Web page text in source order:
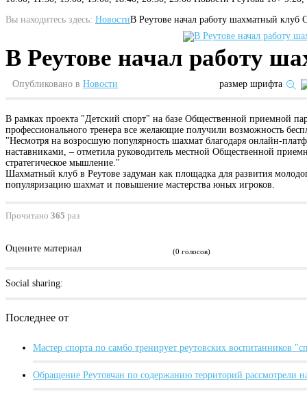
Вы находитесь здесь: НовостиВ Реутове начал работу шахматный клуб
В Реутове начал работу
Опубликовано в Новости размер шрифта
В рамках проекта "Детский спорт" на базе Общественной приемной
профессионального тренера все желающие получили возможность
"Несмотря на возросшую популярность шахмат благодаря онлайн-
наставниками, – отметила руководитель местной Общественной
стратегическое мышление."
Шахматный клуб в Реутове задуман как площадка для развития
популяризацию шахмат и повышение мастерства юных игроков.
Прочитано 365 раз
Оцените материал (0 голосов)
Social sharing:
Последнее от
Мастер спорта по самбо тренирует реутовских воспитанников
Обращение Реутовчан по содержанию территорий рассмотрели